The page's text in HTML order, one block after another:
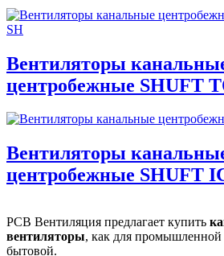
Вентиляторы
центробежные SHUFT
Вентиляторы
центробежные SHUFT
РСВ Вентиляция предлагает купить
вентиляторы, как для промышленной
бытовой.